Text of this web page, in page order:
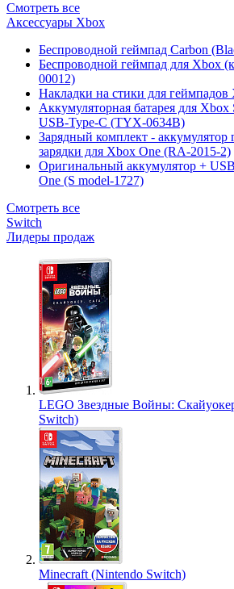
Смотреть все
Аксессуары Xbox
Беспроводной геймпад Carbon
Беспроводной геймпад для Xbox
00012)
Накладки на стики для
Аккумуляторная батарея для Xbox
USB-Type-C (TYX-0634B)
Зарядный комплект -
зарядки для Xbox One (RA-2015-2)
Оригинальный аккумулятор +
One (S model-1727)
Смотреть все
Switch
Лидеры продаж
LEGO Звездные Войны:
Switch)
Minecraft (Nintendo Switch)